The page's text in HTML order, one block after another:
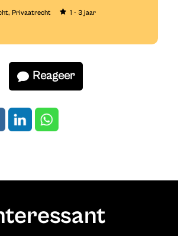
Privaatrecht 1 - 3 jaar
Reageer